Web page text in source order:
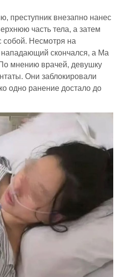
преступник внезапно нанес
часть тела, а затем
собой. Несмотря на
скончался, а Ма
мнению врачей, девушку
Они заблокировали
одно ранение достало до